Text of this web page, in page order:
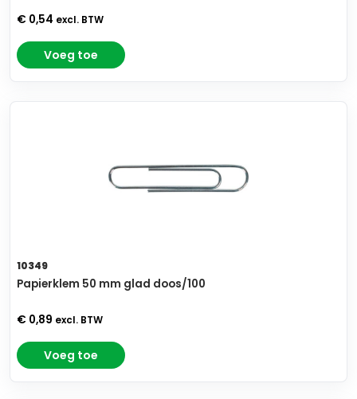
€ 0,54 excl. BTW
Voeg toe
10349
Papierklem 50 mm glad doos/100
€ 0,89 excl. BTW
Voeg toe